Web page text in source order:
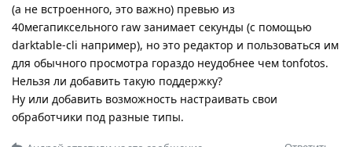
(а не встроенного, это важно) превью из
40мегапиксельного raw занимает секунды (с помощью
darktable-cli например), но это редактор и пользоваться им
для обычного просмотра гораздо неудобнее чем tonfotos.
Нельзя ли добавить такую поддержку?
Ну или добавить возможность настраивать свои
обработчики под разные типы.